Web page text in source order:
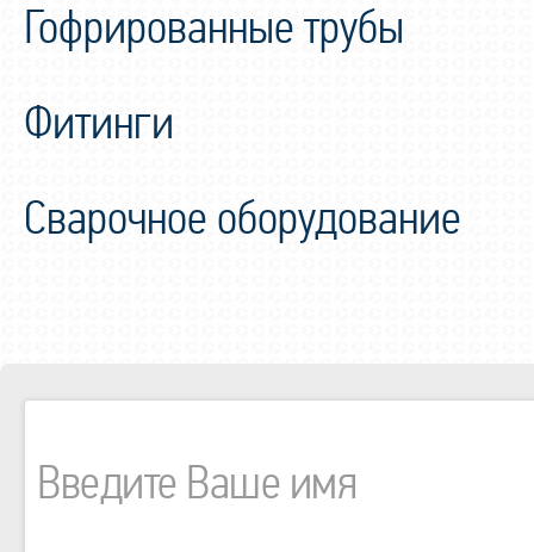
Гофрированные трубы
Фитинги
Сварочное оборудование